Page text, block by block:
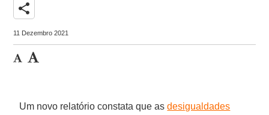
share
11 Dezembro 2021
Um novo relatório constata que asdesigualdades